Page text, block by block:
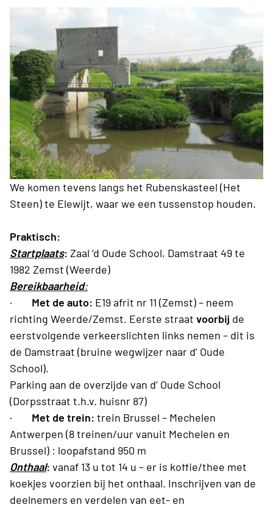
We komen tevens langs het Rubenskasteel (Het
Steen) te Elewijt, waar we een tussenstop houden.
Praktisch:
Startplaats: Zaal ‘d Oude School, Damstraat 49 te
1982 Zemst (Weerde)
Bereikbaarheid:
· Met de auto: E19 afrit nr 11 (Zemst) – neem
richting Weerde/Zemst. Eerste straat voorbij de
eerstvolgende verkeerslichten links nemen – dit is
de Damstraat (bruine wegwijzer naar d’ Oude
School).
Parking aan de overzijde van d’ Oude School
(Dorpsstraat t.h.v. huisnr 87)
· Met de trein: trein Brussel – Mechelen
Antwerpen (8 treinen/uur vanuit Mechelen en
Brussel) : loopafstand 950 m
Onthaal: vanaf 13 u tot 14 u – er is koffie/thee met
koekjes voorzien bij het onthaal. Inschrijven van de
deelnemers en verdelen van eet- en